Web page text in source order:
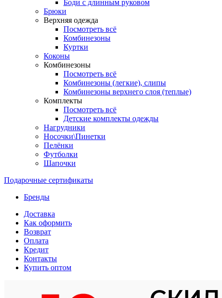
Боди с длинным руковом
Брюки
Верхняя одежда
Посмотреть всё
Комбинезоны
Куртки
Коконы
Комбинезоны
Посмотреть всё
Комбинезоны (легкие), слипы
Комбинезоны верхнего слоя (теплые)
Комплекты
Посмотреть всё
Детские комплекты одежды
Нагрудники
Носочки\Пинетки
Пелёнки
Футболки
Шапочки
Подарочные сертификаты
Бренды
Доставка
Как оформить
Возврат
Оплата
Кредит
Контакты
Купить оптом